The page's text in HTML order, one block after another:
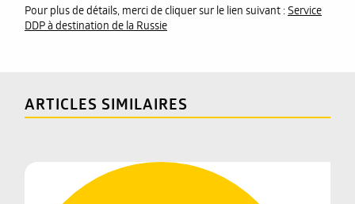
Pour plus de détails, merci de cliquer sur le lien suivant : Service
DDP à destination de la Russie
ARTICLES SIMILAIRES